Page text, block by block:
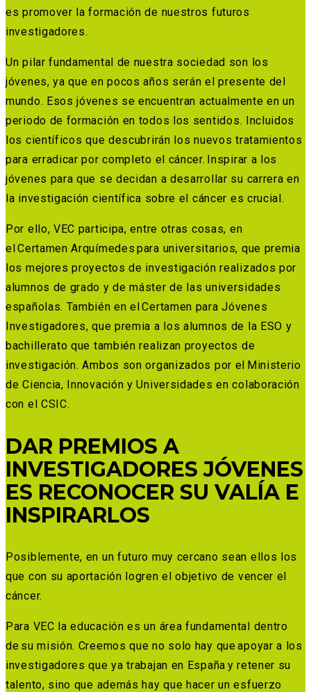
es promover la formación de nuestros futuros
investigadores.
Un pilar fundamental de nuestra sociedad son los
jóvenes, ya que en pocos años serán el presente del
mundo. Esos jóvenes se encuentran actualmente en un
periodo de formación en todos los sentidos. Incluidos
los científicos que descubrirán los nuevos tratamientos
para erradicar por completo el cáncer. Inspirar a los
jóvenes para que se decidan a desarrollar su carrera en
la investigación científica sobre el cáncer es crucial.
Por ello, VEC participa, entre otras cosas, en
el Certamen Arquímedes para universitarios, que premia
los mejores proyectos de investigación realizados por
alumnos de grado y de máster de las universidades
españolas. También en el Certamen para Jóvenes
Investigadores, que premia a los alumnos de la ESO y
bachillerato que también realizan proyectos de
investigación. Ambos son organizados por el Ministerio
de Ciencia, Innovación y Universidades en colaboración
con el CSIC.
DAR PREMIOS A
INVESTIGADORES JÓVENES
ES RECONOCER SU VALÍA E
INSPIRARLOS
Posiblemente, en un futuro muy cercano sean ellos los
que con su aportación logren el objetivo de vencer el
cáncer.
Para VEC la educación es un área fundamental dentro
de su misión. Creemos que no solo hay que apoyar a los
investigadores que ya trabajan en España y retener su
talento, sino que además hay que hacer un esfuerzo